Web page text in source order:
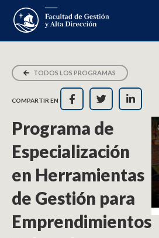
TODOS LOS PROGRAMAS
COMPARTIR EN
Programa de
Especialización
en Herramientas
de Gestión para
Emprendimientos